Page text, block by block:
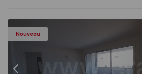
Nouveau
Appartement T3 Porto, Av. Boavista